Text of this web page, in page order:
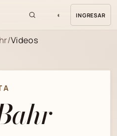
◐ INGRESAR
/Videos